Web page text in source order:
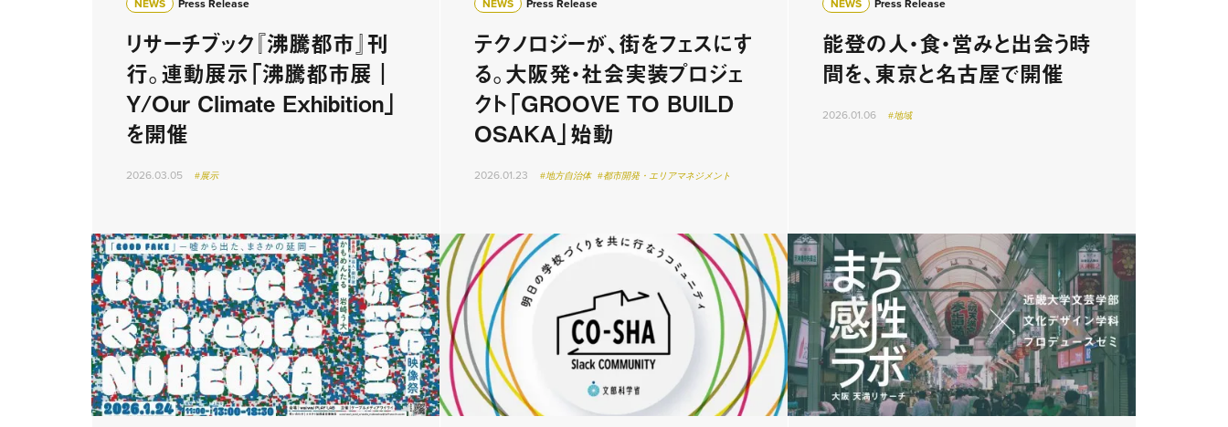
NEWS Press Release
リサーチブック『沸騰都市』刊
行。連動展示「沸騰都市展｜
Y/Our Climate Exhibition」
を開催
2026.03.05 #展示
NEWS Press Release
テクノロジーが、街をフェスにす
る。大阪発・社会実装プロジェ
クト「GROOVE TO BUILD
OSAKA」始動
2026.01.23 #地方自治体 #都市開発・エリアマネジメント
NEWS Press Release
能登の人・食・営みと出会う時
間を、東京と名古屋で開催
2026.01.06 #地域